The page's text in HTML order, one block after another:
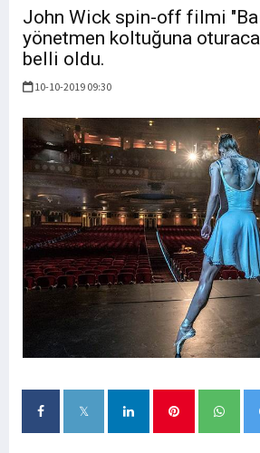
John Wick spin-off filmi
yönetmen koltuğuna
belli oldu.
10-10-2019 09:30